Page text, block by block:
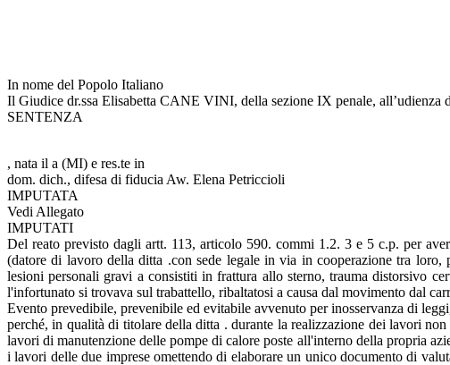
In nome del Popolo Italiano
Il Giudice dr.ssa Elisabetta CANE VINI, della sezione IX penale, all’udienza
SENTENZA
, nata il a (MI) e res.te in
dom. dich., difesa di fiducia Aw. Elena Petriccioli
IMPUTATA
Vedi Allegato
IMPUTATI
Del reato previsto dagli artt. 113, articolo 590. commi 1.2. 3 e 5 c.p. per
(datore di lavoro della ditta .con sede legale in via in cooperazione tra
lesioni personali gravi a consistiti in frattura allo sterno, trauma distorsivo
l'infortunato si trovava sul trabattello, ribaltatosi a causa dal movimento dal
Evento prevedibile, prevenibile ed evitabile avvenuto per inosservanza di
perché, in qualità di titolare della ditta . durante la realizzazione dei lavori
lavori di manutenzione delle pompe di calore poste all'interno della propria
i lavori delle due imprese omettendo di elaborare un unico documento di